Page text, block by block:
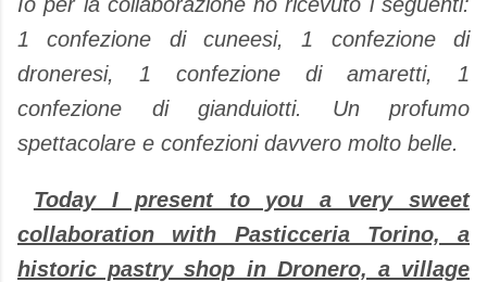
1 confezione di cuneesi, 1 confezione di
droneresi, 1 confezione di amaretti, 1
confezione di gianduiotti. Un profumo
spettacolare e confezioni davvero molto belle.
Today I present to you a very sweet
collaboration with Pasticceria Torino, a
historic pastry shop in Dronero, a village